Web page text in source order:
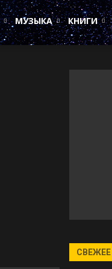
МУЗЫКА КНИГИ
СВЕЖЕЕ